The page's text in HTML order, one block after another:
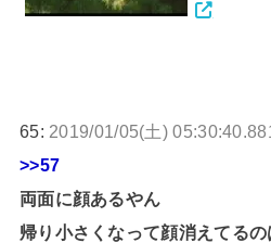
65: 2019/01/05(土)
>>57
両面に顔あるやん
帰り小さくなって顔消えてる